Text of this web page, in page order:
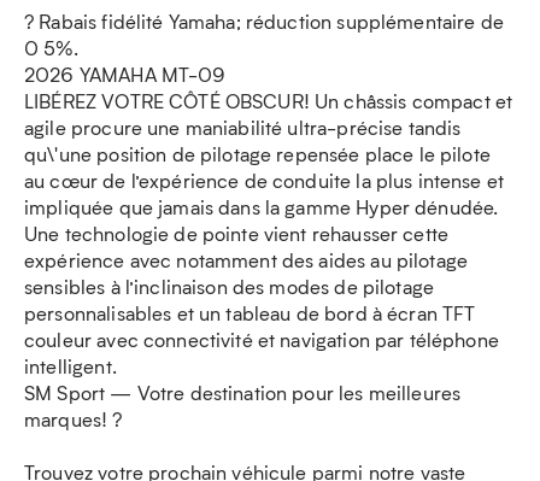
? Rabais fidélité Yamaha; réduction supplémentaire de
0 5%.
2026 YAMAHA MT-09
LIBÉREZ VOTRE CÔTÉ OBSCUR! Un châssis compact et
agile procure une maniabilité ultra-précise tandis
qu\'une position de pilotage repensée place le pilote
au cœur de l’expérience de conduite la plus intense et
impliquée que jamais dans la gamme Hyper dénudée.
Une technologie de pointe vient rehausser cette
expérience avec notamment des aides au pilotage
sensibles à l’inclinaison des modes de pilotage
personnalisables et un tableau de bord à écran TFT
couleur avec connectivité et navigation par téléphone
intelligent.
SM Sport — Votre destination pour les meilleures
marques! ?
Trouvez votre prochain véhicule parmi notre vaste